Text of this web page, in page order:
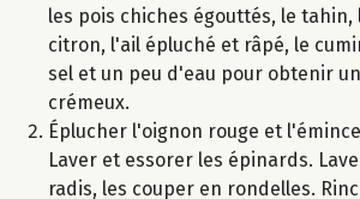
les pois chiches égouttés, le
citron, l'ail épluché et râpé, le
sel et un peu d'eau pour obtenir
crémeux.
Éplucher l'oignon rouge et
Laver et essorer les épinards.
radis, les couper en rondelles.